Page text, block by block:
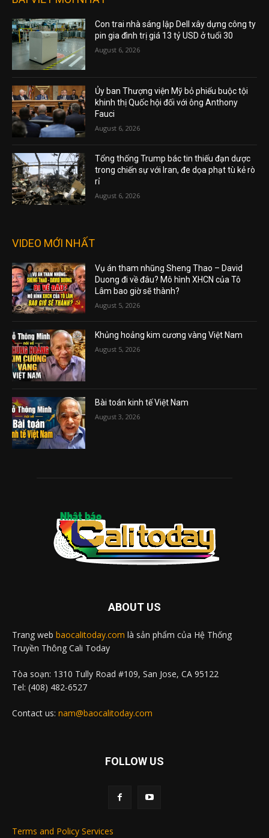
Con trai nhà sáng lập Dell xây dựng công ty
pin gia đình trị giá 13 tỷ USD ở tuổi 30
August 6, 2026
Ủy ban Thượng viện Mỹ bỏ phiếu buộc tội
khinh thị Quốc hội đối với ông Anthony
Fauci
August 6, 2026
Tổng thống Trump bác tin thiếu đạn dược
trong chiến sự với Iran, đe dọa phạt tù kẻ rò
rỉ
August 6, 2026
VIDEO MỚI NHẤT
Vụ án tham nhũng Sheng Thao – David
Duong đi về đâu? Mô hình XHCN của Tô
Lâm bao giờ sẽ thành?
August 5, 2026
Khủng hoảng kim cương vàng Việt Nam
August 5, 2026
Bài toán kinh tế Việt Nam
August 3, 2026
ABOUT US
Trang web baocalitoday.com là sản phẩm của Hệ Thống
Truyền Thông Cali Today
Tòa soạn: 1310 Tully Road #109, San Jose, CA 95122
Tel: (408) 482-6527
Contact us: nam@baocalitoday.com
FOLLOW US
Terms and Policy Services